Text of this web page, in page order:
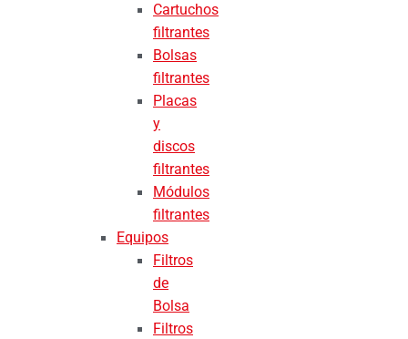
Cartuchos
filtrantes
Bolsas
filtrantes
Placas
y
discos
filtrantes
Módulos
filtrantes
Equipos
Filtros
de
Bolsa
Filtros